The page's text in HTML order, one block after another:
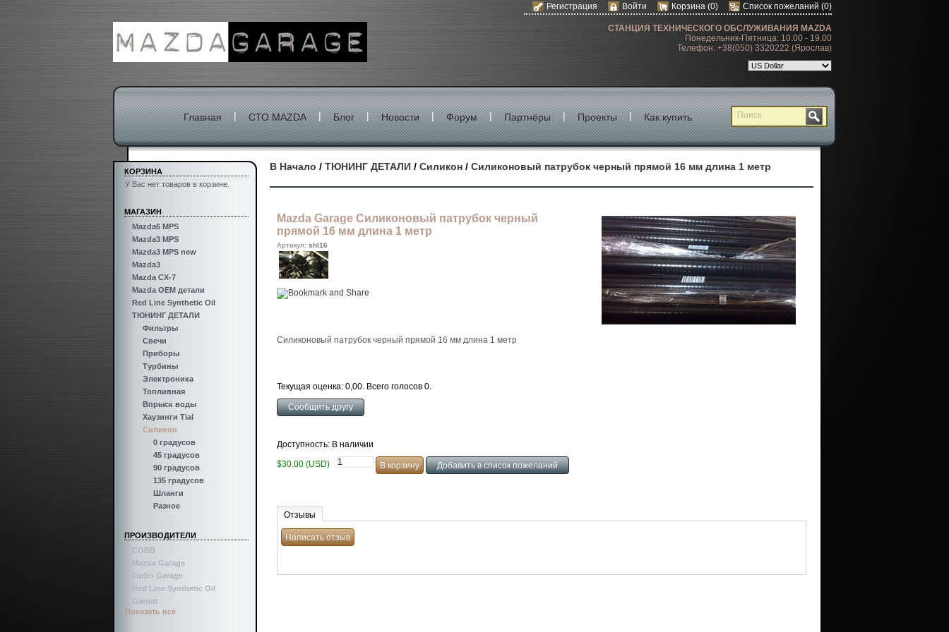
Регистрация Войти Корзина (0) Список пожеланий (0)
СТАНЦИЯ ТЕХНИЧЕСКОГО ОБСЛУЖИВАНИЯ MAZDA
Понедельник-Пятница: 10.00 - 19.00
Телефон: +38(050) 3320222 (Ярослав)
Главная | СТО MAZDA | Блог | Новости | Форум | Партнёры | Проекты | Как купить
КОРЗИНА
У Вас нет товаров в корзине.
МАГАЗИН
Mazda6 MPS
Mazda3 MPS
Mazda3 MPS new
Mazda3
Mazda CX-7
Mazda OEM детали
Red Line Synthetic Oil
ТЮНИНГ ДЕТАЛИ
Фильтры
Свечи
Приборы
Турбины
Электроника
Топливная
Впрыск воды
Хаузинги Tial
Силикон
0 градусов
45 градусов
90 градусов
135 градусов
Шланги
Разное
ПРОИЗВОДИТЕЛИ
COBB
Mazda Garage
Turbo Garage
Red Line Synthetic Oil
Garrett
Показать всё
В Начало / ТЮНИНГ ДЕТАЛИ / Силикон / Силиконовый патрубок черный прямой 16 мм длина 1 метр
Mazda Garage Силиконовый патрубок черный
прямой 16 мм длина 1 метр
Артикул: shl16
Силиконовый патрубок черный прямой 16 мм длина 1 метр
Текущая оценка: 0,00. Всего голосов 0.
Доступность: В наличии
$30.00 (USD)
Отзывы